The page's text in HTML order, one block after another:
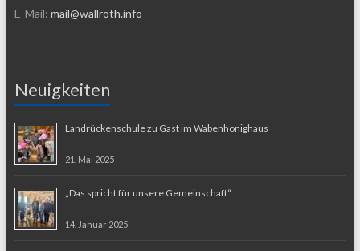
E-Mail: mail@wallroth.info
Neuigkeiten
Landrückenschule zu Gast im Wabenhonighaus
21. Mai 2025
„Das spricht für unsere Gemeinschaft“
14. Januar 2025